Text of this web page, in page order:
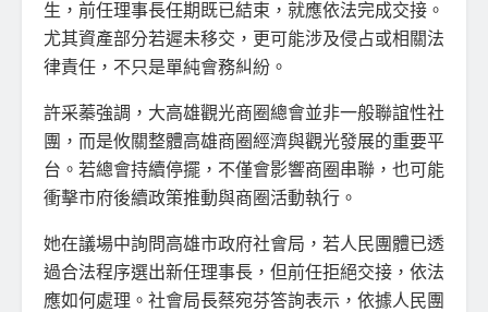
生，前任理事長任期既已結束，就應依法完成交接。
尤其資產部分若遲未移交，更可能涉及侵占或相關法
律責任，不只是單純會務糾紛。
許采蓁強調，大高雄觀光商圈總會並非一般聯誼性社
團，而是攸關整體高雄商圈經濟與觀光發展的重要平
台。若總會持續停擺，不僅會影響商圈串聯，也可能
衝擊市府後續政策推動與商圈活動執行。
她在議場中詢問高雄市政府社會局，若人民團體已透
過合法程序選出新任理事長，但前任拒絕交接，依法
應如何處理。社會局長蔡宛芬答詢表示，依據人民團